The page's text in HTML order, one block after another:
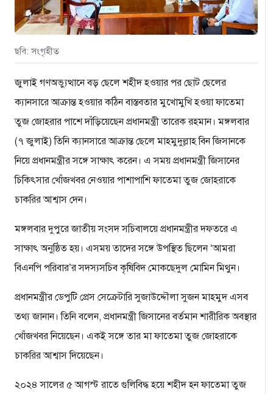
ছবি: সংগৃহীত
জুলাই গণঅভ্যুত্থানে বড় ছেলে শহীদ হওয়ার পর ছোট ছেলের
ক্যানসারে আক্রান্ত হওয়ার কঠিন বাস্তবতার মুখোমুখি হওয়া ফাতেমা
তুজ জোহরার পাশে দাঁড়িয়েছেন প্রধানমন্ত্রী তারেক রহমান। মঙ্গলবার
(৭ জুলাই) তিনি ক্যানসারে আক্রান্ত ছেলে মাহমুদুল্লাহ বিন জিসানকে
নিয়ে প্রধানমন্ত্রীর সঙ্গে সাক্ষাৎ করেন। এ সময় প্রধানমন্ত্রী জিসানের
চিকিৎসার খোঁজখবর নেওয়ার পাশাপাশি ফাতেমা তুজ জোহরাকে
চাকরির আশ্বাস দেন।
মঙ্গলবার দুপুরে জাতীয় সংসদ সচিবালয়ে প্রধানমন্ত্রীর দফতরে এ
সাক্ষাৎ অনুষ্ঠিত হয়। এসময় তাদের সঙ্গে উপস্থিত ছিলেন ‘আমরা
বিএনপি পরিবার’র সদস্যসচিব কৃষিবিদ মোকছেদুল মোমিন মিথুন।
প্রধানমন্ত্রীর ডেপুটি প্রেস সেক্রেটারি সুজাউদ্দৌলা সুজন মাহমুদ এসব
তথ্য জানান। তিনি বলেন, প্রধানমন্ত্রী জিসানের বর্তমান শারীরিক অবস্থার
খোঁজখবর নিয়েছেন। একই সঙ্গে তার মা ফাতেমা তুজ জোহরাকে
চাকরির আশ্বাস দিয়েছেন।
২০২৪ সালের ৫ আগস্ট রাতে গুলিবিদ্ধ হয়ে শহীদ হন ফাতেমা তুজ